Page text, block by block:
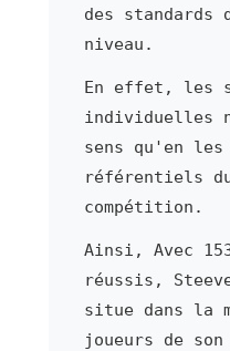
des standards
niveau.
En effet, les
individuelles
sens qu'en les
référentiels
compétition.
Ainsi, Avec
réussis,
situe dans la
joueurs de